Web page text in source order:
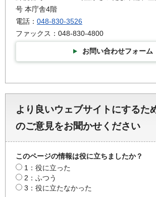
号 本庁舎4階
電話： 048-830-3526
ファックス：048-830-4800
お問い合わせフォーム
より良いウェブサイトにするた
のご意見をお聞かせください
このページの情報は役に立ちましたか？
1：役に立った
2：ふつう
3：役に立たなかった